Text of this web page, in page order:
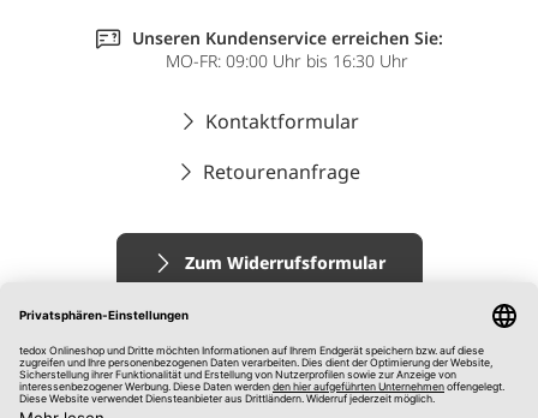
Unseren Kundenservice erreichen Sie:
MO-FR: 09:00 Uhr bis 16:30 Uhr
Kontaktformular
Retourenanfrage
Zum Widerrufsformular
Impressum
AGB